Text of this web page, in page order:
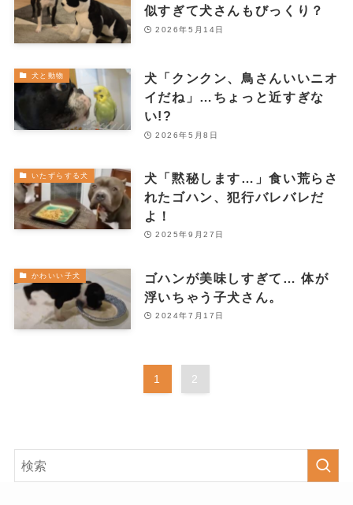
似すぎて犬さんもびっくり？
2026年5月14日
犬と動物
犬「クンクン、鳥さんいいニオ
イだね」…ちょっと近すぎな
い!?
2026年5月8日
いたずらする犬
犬「黙秘します…」食い荒らさ
れたゴハン、犯行バレバレだ
よ！
2025年9月27日
かわいい子犬
ゴハンが美味しすぎて… 体が
浮いちゃう子犬さん。
2024年7月17日
1 2